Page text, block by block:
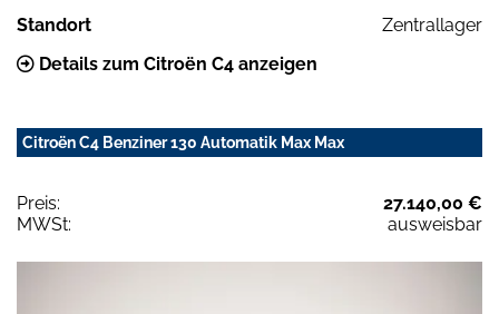
Standort
Zentrallager
Details zum Citroën C4 anzeigen
Citroën C4 Benziner 130 Automatik Max Max
Preis:
27.140,00 €
MWSt:
ausweisbar